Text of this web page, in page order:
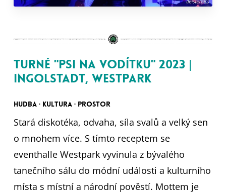
Turné "Psi na vodítku" 2023 |
Ingolstadt, Westpark
Hudba · Kultura · Prostor
Stará diskotéka, odvaha, síla svalů a velký sen
o mnohem více. S tímto receptem se
eventhalle Westpark vyvinula z bývalého
tanečního sálu do módní události a kulturního
místa s místní a národní pověstí. Mottem je